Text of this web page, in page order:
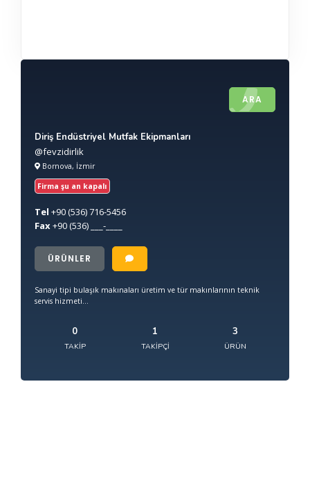
ARA
Diriş Endüstriyel Mutfak Ekipmanları
@fevzidirlik
Bornova, İzmir
Firma şu an kapalı
Tel +90(536) 716-5456
Fax+90(536) ___-____
ÜRÜNLER
Sanayi tipi bulaşık makınaları üretim ve tür makınlarının teknik
servis hizmeti...
0
TAKIP
1
TAKIPÇI
3
ÜRÜN